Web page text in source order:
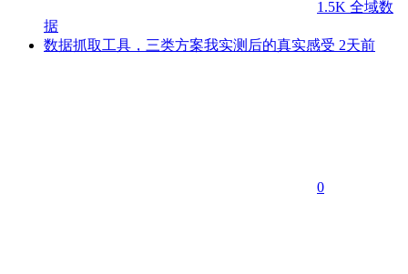
1.5K 全域数
据
数据抓取工具，三类方案我实测后的真实感受 2天前
0